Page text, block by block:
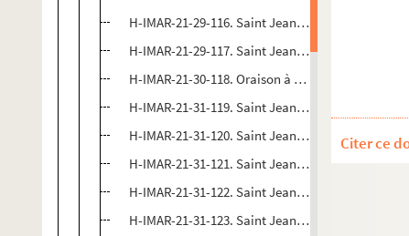
H-IMAR-21-29-116. Saint Jean-Baptiste
H-IMAR-21-29-117. Saint Jean-Baptiste
H-IMAR-21-30-118. Oraison à saint Jean Baptiste
H-IMAR-21-31-119. Saint Jean-Baptiste
H-IMAR-21-31-120. Saint Jean-Baptiste
H-IMAR-21-31-121. Saint Jean-Baptiste
H-IMAR-21-31-122. Saint Jean-Baptiste
H-IMAR-21-31-123. Saint Jean-Baptiste
Citer ce